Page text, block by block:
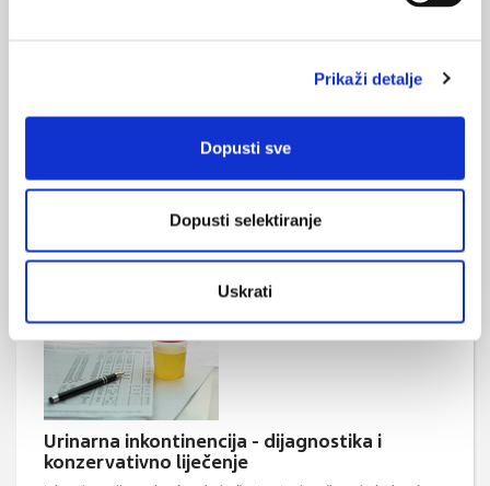
Prikaži detalje
Dopusti sve
Dopusti selektiranje
Uskrati
treba interpretirati zajedno s rezultatima ciljane i opće
anamneze, kliničkog pregleda, laboratorijskih i mikrobioloških
pretraga. Može biti korisno u nejasnim dijagnostičkim
rezultati ne koreliraju sa subjektivnim simptomima, kad
Urinarna inkontinencija - dijagnostika i
konzervativno liječenje